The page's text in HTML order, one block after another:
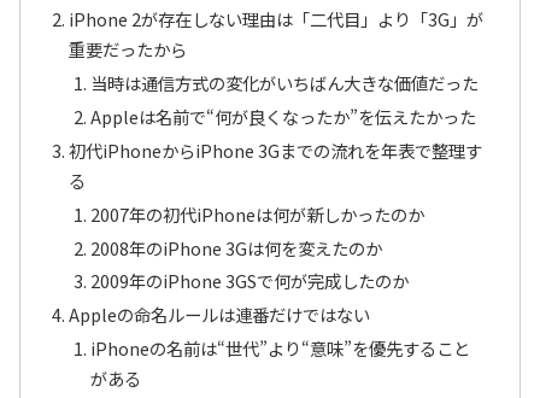
iPhone 2が存在しない理由は「二代目」より「3G」が
重要だったから
当時は通信方式の変化がいちばん大きな価値だった
Appleは名前で“何が良くなったか”を伝えたかった
初代iPhoneからiPhone 3Gまでの流れを年表で整理す
る
2007年の初代iPhoneは何が新しかったのか
2008年のiPhone 3Gは何を変えたのか
2009年のiPhone 3GSで何が完成したのか
Appleの命名ルールは連番だけではない
iPhoneの名前は“世代”より“意味”を優先すること
がある